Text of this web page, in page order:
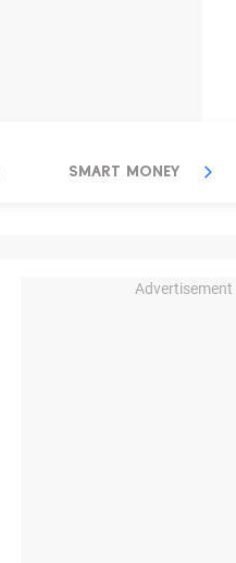
SMART MONEY
Advertisement